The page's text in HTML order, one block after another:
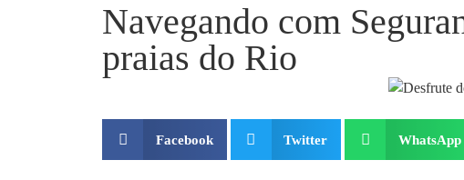
Navegando com
praias do Rio
Facebook Twitter WhatsApp